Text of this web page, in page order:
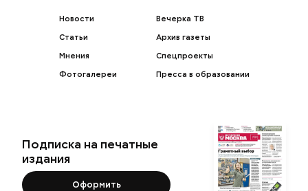
Новости
Статьи
Мнения
Фотогалереи
Вечерка ТВ
Архив газеты
Спецпроекты
Пресса в образовании
Подписка на печатные
издания
Оформить